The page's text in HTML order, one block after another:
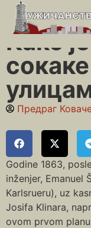
Почетна»Како је
Како
Предраг
Godine 1863,
inženjer, Emanuel
Karlsrueru), uz
Josifa Klinara,
ovom prvom